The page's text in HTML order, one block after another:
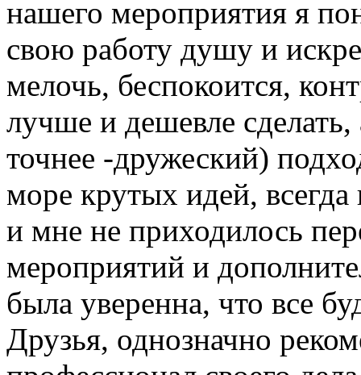
нашего мероприятия я
свою работу душу и
мелочь, беспокоится,
лучше и дешевле сделать,
точнее -дружеский)
море крутых идей,
и мне не приходилось
мероприятий и
была уверенна, что все
Друзья, однозначно